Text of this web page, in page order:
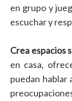
en grupo y
escuchar y
Crea espacios
en casa,
puedan hablar